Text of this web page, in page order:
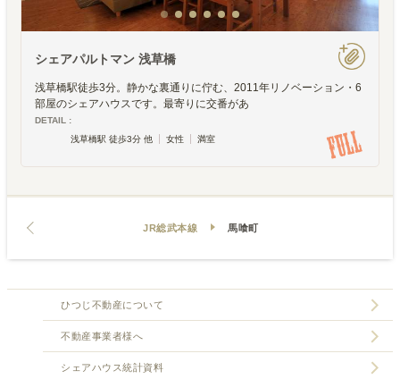
シェアパルトマン 浅草橋
浅草橋駅徒歩3分。静かな裏通りに佇む、2011年リノベーション・6
部屋のシェアハウスです。最寄りに交番があ
DETAIL :
浅草橋駅 徒歩3分 他
女性 満室
JR総武本線 馬喰町
ひつじ不動産について
不動産事業者様へ
シェアハウス統計資料